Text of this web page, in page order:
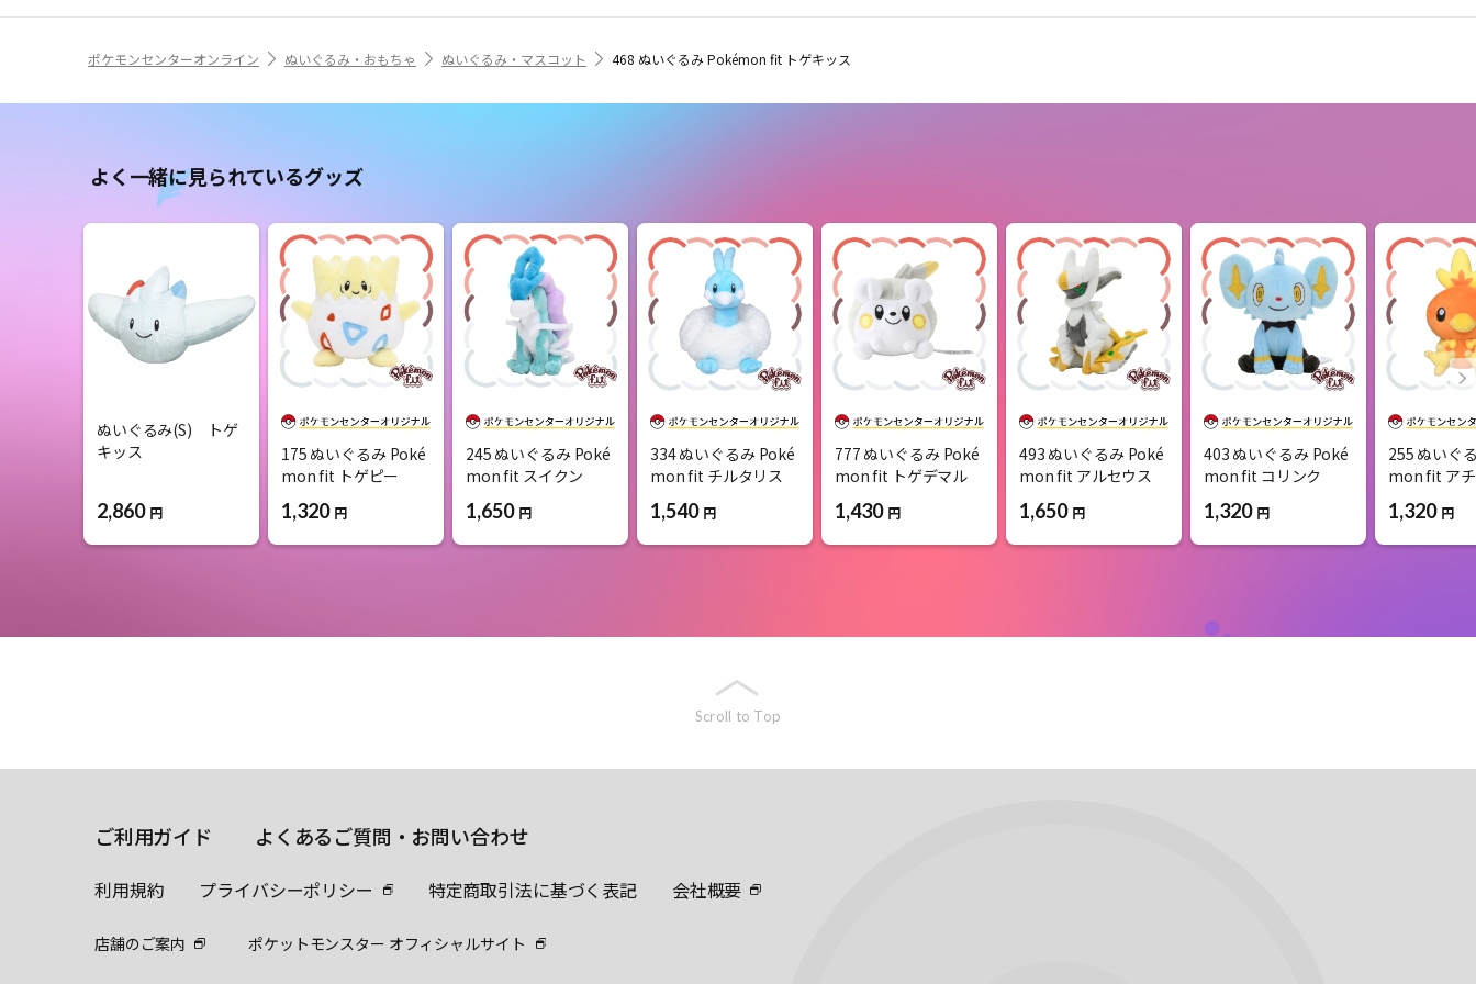
ポケモンセンターオンライン ぬいぐるみ・おもちゃ ぬいぐるみ・マスコット 468 ぬいぐるみ Pokémon fit トゲキッス
よく一緒に見られているグッズ
ぬいぐるみ(S) トゲ
キッス
2,860 円
175 ぬいぐるみ Poké
mon fit トゲピー
1,320 円
245 ぬいぐるみ Poké
mon fit スイクン
1,650 円
334 ぬいぐるみ Poké
mon fit チルタリス
1,540 円
777 ぬいぐるみ Poké
mon fit トゲデマル
1,430 円
493 ぬいぐるみ Poké
mon fit アルセウス
1,650 円
403 ぬいぐるみ Poké
mon fit コリンク
1,320 円
255 ぬいぐ
mon fit ア
1,320 円
Scroll to Top
ご利用ガイド よくあるご質問・お問い合わせ
利用規約 プライバシーポリシー 特定商取引法に基づく表記 会社概要
店舗のご案内 ポケットモンスター オフィシャルサイト